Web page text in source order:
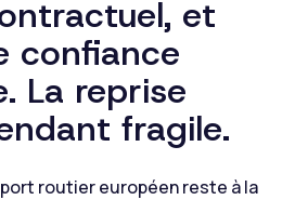
et
confiance
La reprise
fragile.
routier européen reste à la